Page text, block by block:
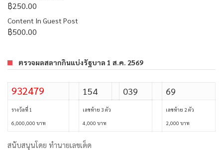
฿250.00
Content In Guest Post
฿500.00
ตรวจผลสลากกินแบ่งรัฐบาล 1 ส.ค. 2569
932479 154 039 69
รางวัลที่ 1
6,000,000 บาท
เลขท้าย 3 ตัว
4,000 บาท
เลขท้าย 2 ตัว
2,000 บาท
สนับสนุนโดย ทำนายเลขเด็ด